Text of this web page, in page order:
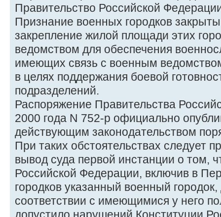
Правительство Российской
Признание военных городков
закрепление жилой площади этих
ведомством для обеспечения
имеющих связь с военным
в целях поддержания боевой
подразделений.
Распоряжение Правительства
2000 года N 752-р официально
действующим законодательством
При таких обстоятельствах следует
вывод суда первой инстанции о том,
Российской Федерации, включив в
городков указанный военный
соответствии с имеющимися у него
допустило нарушений Конституции